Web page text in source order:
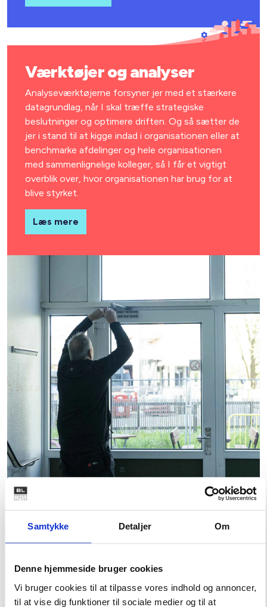
Samtykke Detaljer Om
Denne hjemmeside bruger cookies
Vi bruger cookies til at tilpasse vores indhold og annoncer,
til at vise dig funktioner til sociale medier og til at
Værktøjer og analyser
Analyseværktøjerne forsyner jer med et stærkere
datagrundlag, når I skal træffe strategiske
beslutninger og optimere driften. Og så sætter de
jer i stand til at kigge indad i organisationen eller at
benchmarke afdelinger og hele organisationen
med sammenlignelige kolleger, så I får et vigtigt
overblik over, hvor organisationen har brug for at
blive styrket.
Læs mere
Hvad tilbyder vi?
Vi har samlet BLs tilbud samt relevant og aktuel